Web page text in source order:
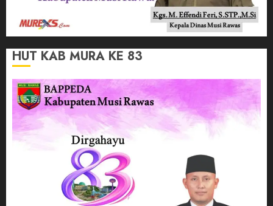
HUT KAB MURA KE 83